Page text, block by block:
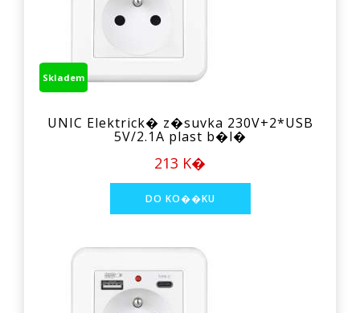
Skladem
UNIC Elektrick� z�suvka 230V+2*USB
5V/2.1A plast b�l�
213 K�